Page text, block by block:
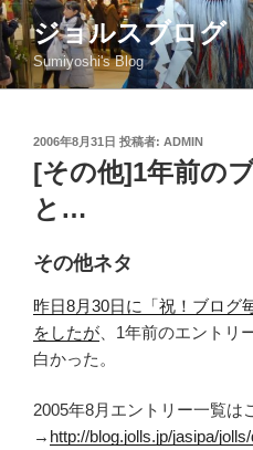
コ
ン
テ
ン
ジョルスブログ
Sumiyoshi's Blog
投
稿
日:
2006年8月31日 投稿者: ADMIN
[その他]1年前の
と…
その他ネタ
昨日8月30日に「祝！ブログ
をしたが 、1年前のエントリ
白かった。
2005年8月エントリー一覧は
→ http://blog.jolls.jp/jasipa/